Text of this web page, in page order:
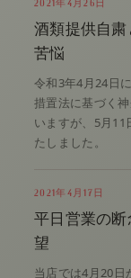
酒類提供自
苦悩
令和3年4月24日
措置法に基づく
いますが、5月11
たしました。
2021年4月17日
平日営業の
望
当店では4月20日